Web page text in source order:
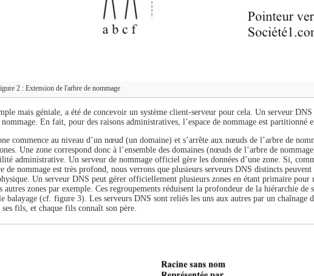
2 : Extension de l'arbre de nommage
mais géniale, a été de concevoir un système client-serveur pour cela. Un serveur DNS
nommage. En fait, pour des raisons administratives, l’espace de nommage est partitionné
commence au niveau d’un nœud (un domaine) et s’arrête aux nœuds de l’arbre de
Une zone correspond donc à l’ensemble des domaines (nœuds de l’arbre de
administrative. Un serveur de nommage officiel gère les données d’une zone. Si,
de nommage est très profond, nous verrons que plusieurs serveurs DNS distincts
Un serveur DNS peut gérer officiellement plusieurs zones en étant primaire pour
autres zones par exemple. Ces regroupements réduisent la profondeur de la hiérarchie de
balayage (cf. figure 3). Les serveurs DNS sont reliés les uns aux autres par un chaînage
ses fils, et chaque fils connaît son père.